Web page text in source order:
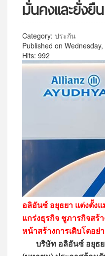
มั่นคงและยั่งยืน
Category: ประกัน
Published on
Hits: 992
อลิอันซ์ อยุธยา แต่งตั้ง
แกร่งธุรกิจ ชูภารกิจสร้
หน้าสร้างการเติบโตอย่
บริษัท อลิอันซ์ อยุธ